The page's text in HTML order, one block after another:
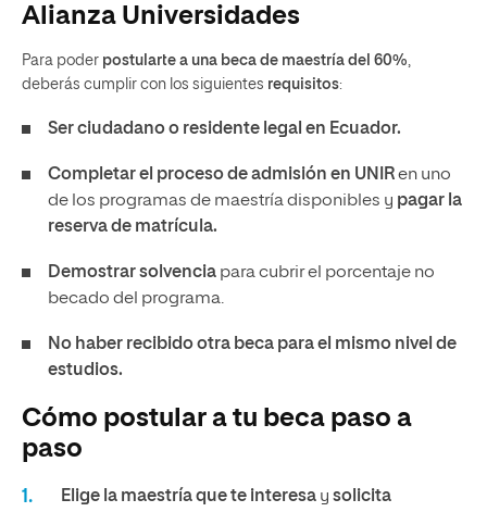
Alianza Universidades
Para poder postularte a una beca de maestría del 60%
deberás cumplir con los siguientes requisitos:
Ser ciudadano o residente legal en Ecuador.
Completar el proceso de admisión en UNIRen uno
de los programas de maestría disponibles y pagar la
reserva de matrícula.
Demostrar solvencia para cubrir el porcentaje no
becado del programa.
No haber recibido otra beca para el mismo nivel de
estudios.
Cómo postular a tu beca paso a
paso
Elige la maestría que te interesa y solicita